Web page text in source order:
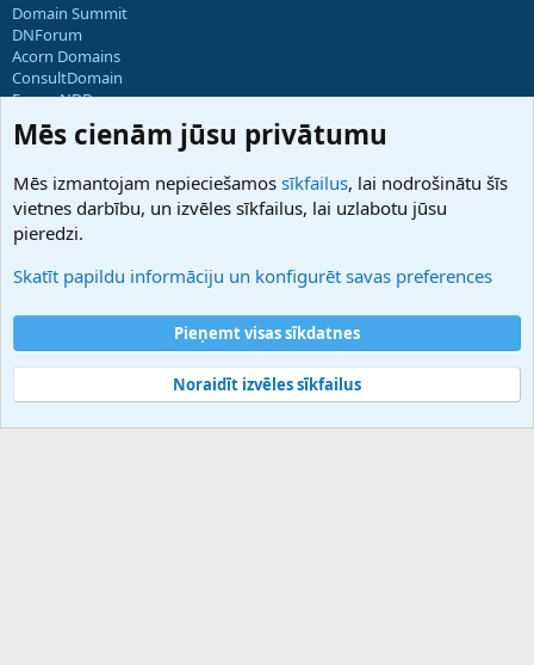
Domain Summit
DNForum
Acorn Domains
ConsultDomain
ForumNDD
Domainforum.ro
27.be
Hostmaria
Atbalsts
Palīdzība
Noteikumi un nosacījumi
Privātuma politika
Community platform by XenForo® © 2010-2025 XenForo Ltd.
Mēs cienām jūsu privātumu
Mēs izmantojam nepieciešamos sīkfailus, lai nodrošinātu šīs
vietnes darbību, un izvēles sīkfailus, lai uzlabotu jūsu
pieredzi.
Skatīt papildu informāciju un konfigurēt savas preferences
Pieņemt visas sīkdatnes
Noraidīt izvēles sīkfailus